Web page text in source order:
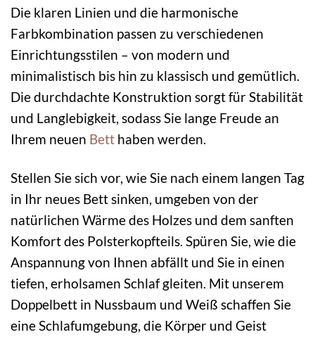
Die klaren Linien und die harmonische
Farbkombination passen zu verschiedenen
Einrichtungsstilen – von modern und
minimalistisch bis hin zu klassisch und gemütlich.
Die durchdachte Konstruktion sorgt für Stabilität
und Langlebigkeit, sodass Sie lange Freude an
Ihrem neuen Bett haben werden.
Stellen Sie sich vor, wie Sie nach einem langen Tag
in Ihr neues Bett sinken, umgeben von der
natürlichen Wärme des Holzes und dem sanften
Komfort des Polsterkopfteils. Spüren Sie, wie die
Anspannung von Ihnen abfällt und Sie in einen
tiefen, erholsamen Schlaf gleiten. Mit unserem
Doppelbett in Nussbaum und Weiß schaffen Sie
eine Schlafumgebung, die Körper und Geist